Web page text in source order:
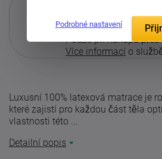
Pouze při nákupu
Více informací o
Luxusní 100% latexová matrace je
které zajistí pro každou část těla
vlastnosti této ...
Detailní popis
Podrobné nastavení